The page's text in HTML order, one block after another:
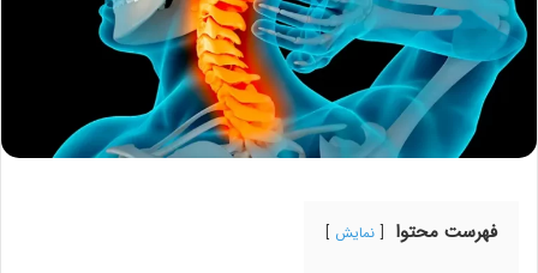
فهرست محتوا نمایش